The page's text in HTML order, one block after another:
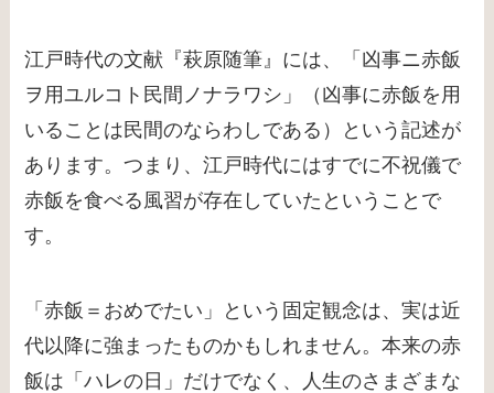
江戸時代の文献『萩原随筆』には、「凶事ニ赤飯
ヲ用ユルコト民間ノナラワシ」（凶事に赤飯を用
いることは民間のならわしである）という記述が
あります。つまり、江戸時代にはすでに不祝儀で
赤飯を食べる風習が存在していたということで
す。
「赤飯＝おめでたい」という固定観念は、実は近
代以降に強まったものかもしれません。本来の赤
飯は「ハレの日」だけでなく、人生のさまざまな